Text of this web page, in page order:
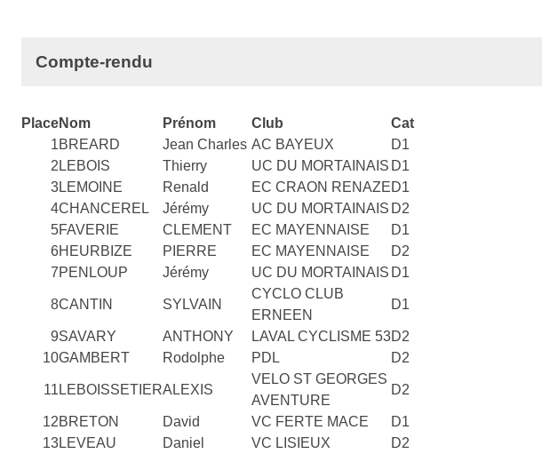
Compte-rendu
PlaceNom Prénom Club
Cat
1BREARD Jean Charles AC BAYEUX
D1
2 LEBOIS Thierry UC DU MORTAINAIS D1
3LEMOINE Renald EC CRAON RENAZED1
4CHANCEREL Jérémy UC DU MORTAINAIS D2
5FAVERIE CLEMENT EC MAYENNAISE
D1
6HEURBIZE PIERRE EC MAYENNAISE
D2
7PENLOUP Jérémy UC DU MORTAINAIS D1
8CANTIN SYLVAIN
CYCLO CLUB
ERNEEN
D1
9SAVARY ANTHONY LAVAL CYCLISME 53D2
10GAMBERT Rodolphe PDL D2
11 LEBOISSETIERALEXIS
VELO ST GEORGES
AVENTURE
D2
12BRETON David VC FERTE MACE
D1
13LEVEAU Daniel VC LISIEUX
D2